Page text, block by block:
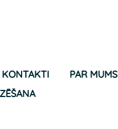
KONTAKTI
PAR MUMS